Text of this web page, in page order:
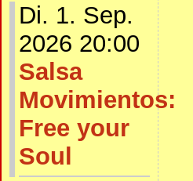
Di. 1. Sep.
2026 20:00
Salsa
Movimientos:
Free your
Soul